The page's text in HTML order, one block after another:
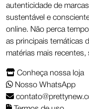
autenticidade de
sustentável e
online. Não perca
as principais temáticas
matérias mais
Conheça nossa loja
Nosso WhatsApp